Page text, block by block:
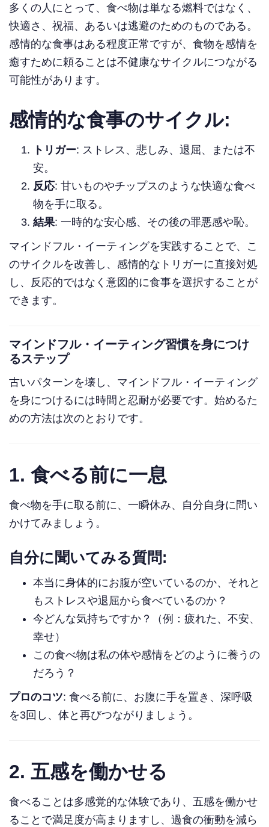
多くの人にとって、食べ物は単なる燃料ではなく、
快適さ、祝福、あるいは逃避のためのものである。
感情的な食事はある程度正常ですが、食物を感情を
癒すために頼ることは不健康なサイクルにつながる
可能性があります。
感情的な食事のサイクル:
トリガー: ストレス、悲しみ、退屈、または不
安。
反応: 甘いものやチップスのような快適な食べ
物を手に取る。
結果: 一時的な安心感、その後の罪悪感や恥。
マインドフル・イーティングを実践することで、こ
のサイクルを改善し、感情的なトリガーに直接対処
し、反応的ではなく意図的に食事を選択することが
できます。
マインドフル・イーティング習慣を身につけ
るステップ
古いパターンを壊し、マインドフル・イーティング
を身につけるには時間と忍耐が必要です。始めるた
めの方法は次のとおりです。
1. 食べる前に一息
食べ物を手に取る前に、一瞬休み、自分自身に問い
かけてみましょう。
自分に聞いてみる質問:
本当に身体的にお腹が空いているのか、それと
もストレスや退屈から食べているのか？
今どんな気持ちですか？（例：疲れた、不安、
幸せ）
この食べ物は私の体や感情をどのように養うの
だろう？
プロのコツ: 食べる前に、お腹に手を置き、深呼吸
を3回し、体と再びつながりましょう。
2. 五感を働かせる
食べることは多感覚的な体験であり、五感を働かせ
ることで満足度が高まりますし、過食の衝動を減ら